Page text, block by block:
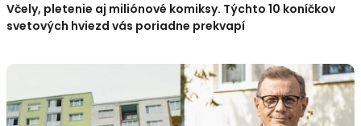
Včely, pletenie aj miliónové komiksy. Týchto 10 koníčkov
svetových hviezd vás poriadne prekvapí